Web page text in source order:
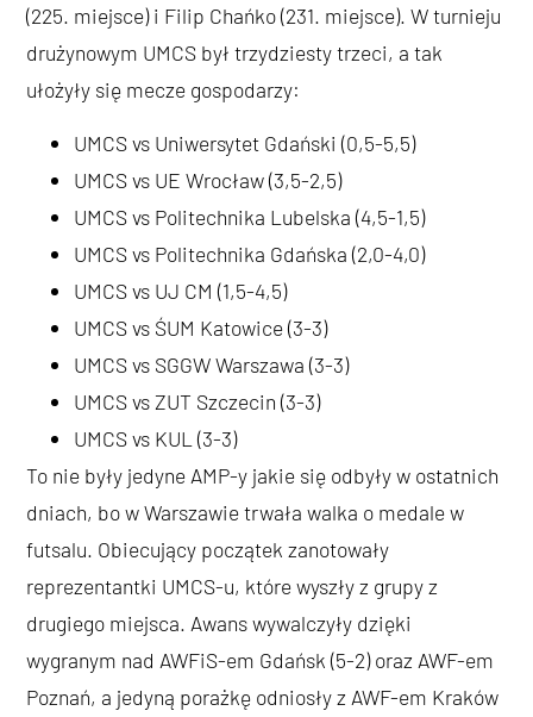
(225. miejsce) i Filip Chańko (231. miejsce). W turnieju
drużynowym UMCS był trzydziesty trzeci, a tak
ułożyły się mecze gospodarzy:
UMCS vs Uniwersytet Gdański (0,5-5,5)
UMCS vs UE Wrocław (3,5-2,5)
UMCS vs Politechnika Lubelska (4,5-1,5)
UMCS vs Politechnika Gdańska (2,0-4,0)
UMCS vs UJ CM (1,5-4,5)
UMCS vs ŚUM Katowice (3-3)
UMCS vs SGGW Warszawa (3-3)
UMCS vs ZUT Szczecin (3-3)
UMCS vs KUL (3-3)
To nie były jedyne AMP-y jakie się odbyły w ostatnich
dniach, bo w Warszawie trwała walka o medale w
futsalu. Obiecujący początek zanotowały
reprezentantki UMCS-u, które wyszły z grupy z
drugiego miejsca. Awans wywalczyły dzięki
wygranym nad AWFiS-em Gdańsk (5-2) oraz AWF-em
Poznań, a jedyną porażkę odniosły z AWF-em Kraków